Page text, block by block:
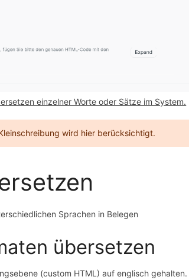
einzelner Worte oder Sätze im System.
wird hier berücksichtigt.
Sprachen in Belegen
übersetzen
(custom HTML) auf englisch